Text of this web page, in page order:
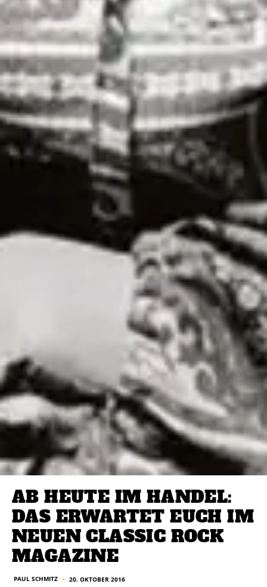
AB HEUTE IM HANDEL:
DAS ERWARTET EUCH IM
NEUEN CLASSIC ROCK
MAGAZINE
PAUL SCHMITZ ■ 20. OKTOBER 2016